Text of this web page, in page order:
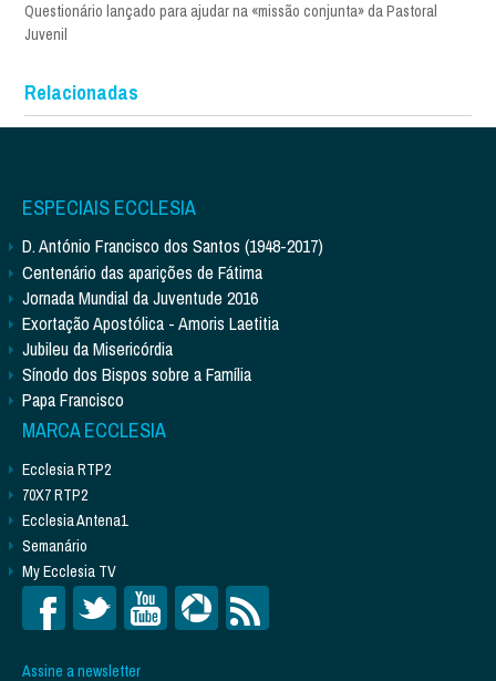
Questionário lançado para ajudar na «missão conjunta» da Pastoral
Juvenil
Relacionadas
ESPECIAIS ECCLESIA
D. António Francisco dos Santos (1948-2017)
Centenário das aparições de Fátima
Jornada Mundial da Juventude 2016
Exortação Apostólica - Amoris Laetitia
Jubileu da Misericórdia
Sínodo dos Bispos sobre a Família
Papa Francisco
MARCA ECCLESIA
Ecclesia RTP2
70X7 RTP2
Ecclesia Antena1
Semanário
My Ecclesia TV
Assine a newsletter